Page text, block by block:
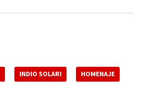
INDIO SOLARI HOMENAJE